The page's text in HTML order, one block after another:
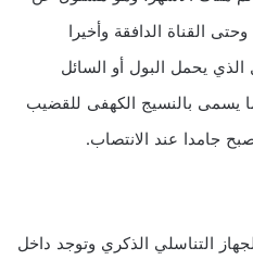
القناة الدافقة وأخيرا
يحمل البول أو السائل
يسمى بالنسيج الكهفى للقضيب
جامدا عند الانتصاب.
التناسلي الذكري وتوجد داخل